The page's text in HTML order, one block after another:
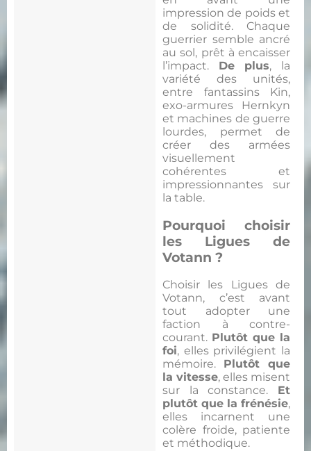
impression de poids et
de solidité. Chaque
guerrier semble ancré
au sol, prêt à encaisser
l’impact. De plus, la
variété des unités,
entre fantassins Kin,
exo-armures Hernkyn
et machines de guerre
lourdes, permet de
créer des armées
visuellement
cohérentes et
impressionnantes sur
la table.
Pourquoi choisir
les Ligues de
Votann ?
Choisir les Ligues de
Votann, c’est avant
tout adopter une
faction à contre-
courant. Plutôt que la
foi, elles privilégient la
mémoire. Plutôt que
la vitesse, elles misent
sur la constance. Et
plutôt que la frénésie,
elles incarnent une
colère froide, patiente
et méthodique.